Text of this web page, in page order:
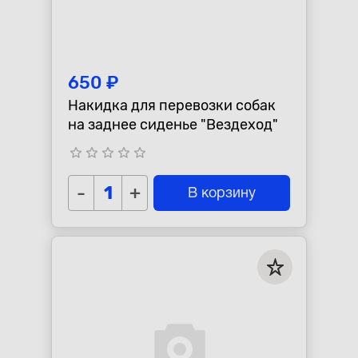
650 ₽
Накидка для перевозки собак
на заднее сиденье "Вездеход"
star_border star_border star_border star_border star_border
- + В корзину